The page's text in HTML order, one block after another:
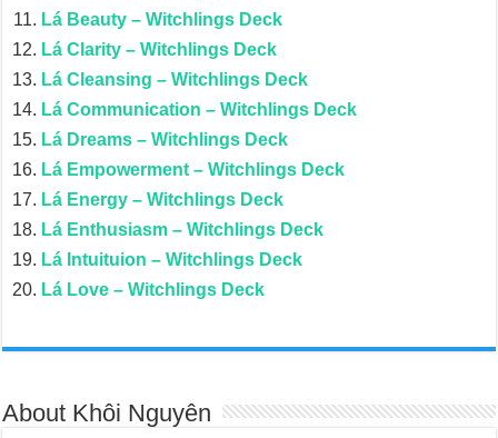
Lá Beauty – Witchlings Deck
Lá Clarity – Witchlings Deck
Lá Cleansing – Witchlings Deck
Lá Communication – Witchlings Deck
Lá Dreams – Witchlings Deck
Lá Empowerment – Witchlings Deck
Lá Energy – Witchlings Deck
Lá Enthusiasm – Witchlings Deck
Lá Intuituion – Witchlings Deck
Lá Love – Witchlings Deck
About Khôi Nguyên